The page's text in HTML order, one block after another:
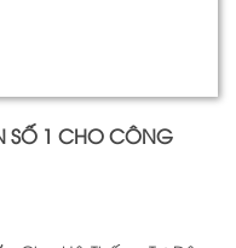
SỐ 1 CHO CÔNG